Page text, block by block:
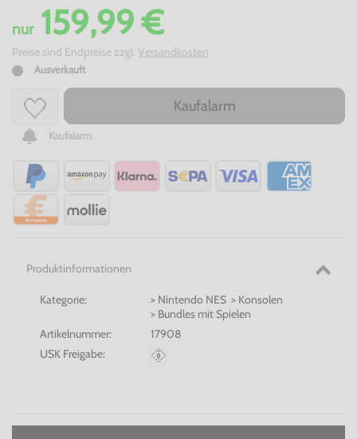
nur159,99 €
Preise sind Endpreise zzgl. Versandkosten
Ausverkauft
Kaufalarm
Kaufalarm
Produktinformationen
Kategorie:
> Nintendo NES > Konsolen
> Bundles mit Spielen
Artikelnummer:
17908
USK Freigabe: